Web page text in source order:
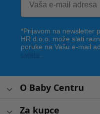
*Prijavom na newsletter
HR d.o.o. može slati
poruke na Vašu e-mail
O Baby Centru
Za kupce